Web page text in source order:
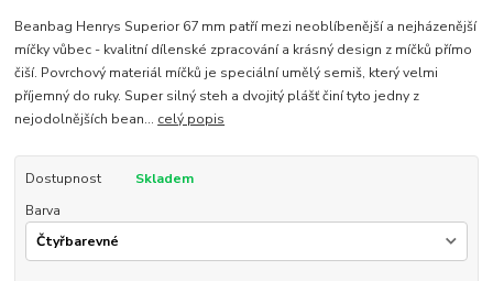
Beanbag Henrys Superior 67 mm patří mezi neoblíbenější a nejházenější
míčky vůbec - kvalitní dílenské zpracování a krásný design z míčků přímo
čiší. Povrchový materiál míčků je speciální umělý semiš, který velmi
příjemný do ruky. Super silný steh a dvojitý plášť činí tyto jedny z
nejodolnějších bean... celý popis
Dostupnost
Skladem
Barva